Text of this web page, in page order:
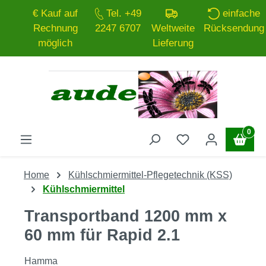
Zum Hauptinhalt springen
€ Kauf auf
Rechnung
möglich
Tel. +49
2247 6707
Weltweite
Lieferung
einfache
Rücksendung
0
Home
Kühlschmiermittel-Pflegetechnik (KSS)
Kühlschmiermittel
Transportband 1200 mm x
60 mm für Rapid 2.1
Hamma